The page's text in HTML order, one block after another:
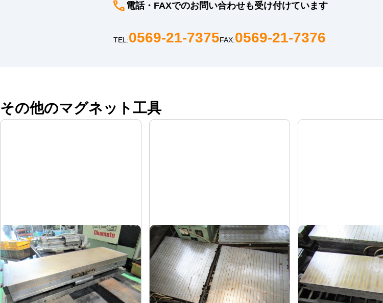
電話・FAXでのお問い合わせも受け付けています
TEL:0569-21-7375FAX:0569-21-7376
その他のマグネット工具
マグネットチャック
メーカー
形 式RMWH-1545
マグネットチャック
メーカー フジ磁工
形 式FA500×500
マグネットチャック
メーカー カネテック
形 式-